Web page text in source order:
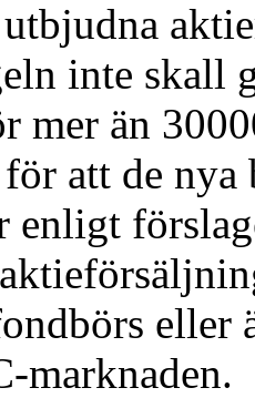
inte skall
mer än
att de nya
enligt
eller
marknaden.